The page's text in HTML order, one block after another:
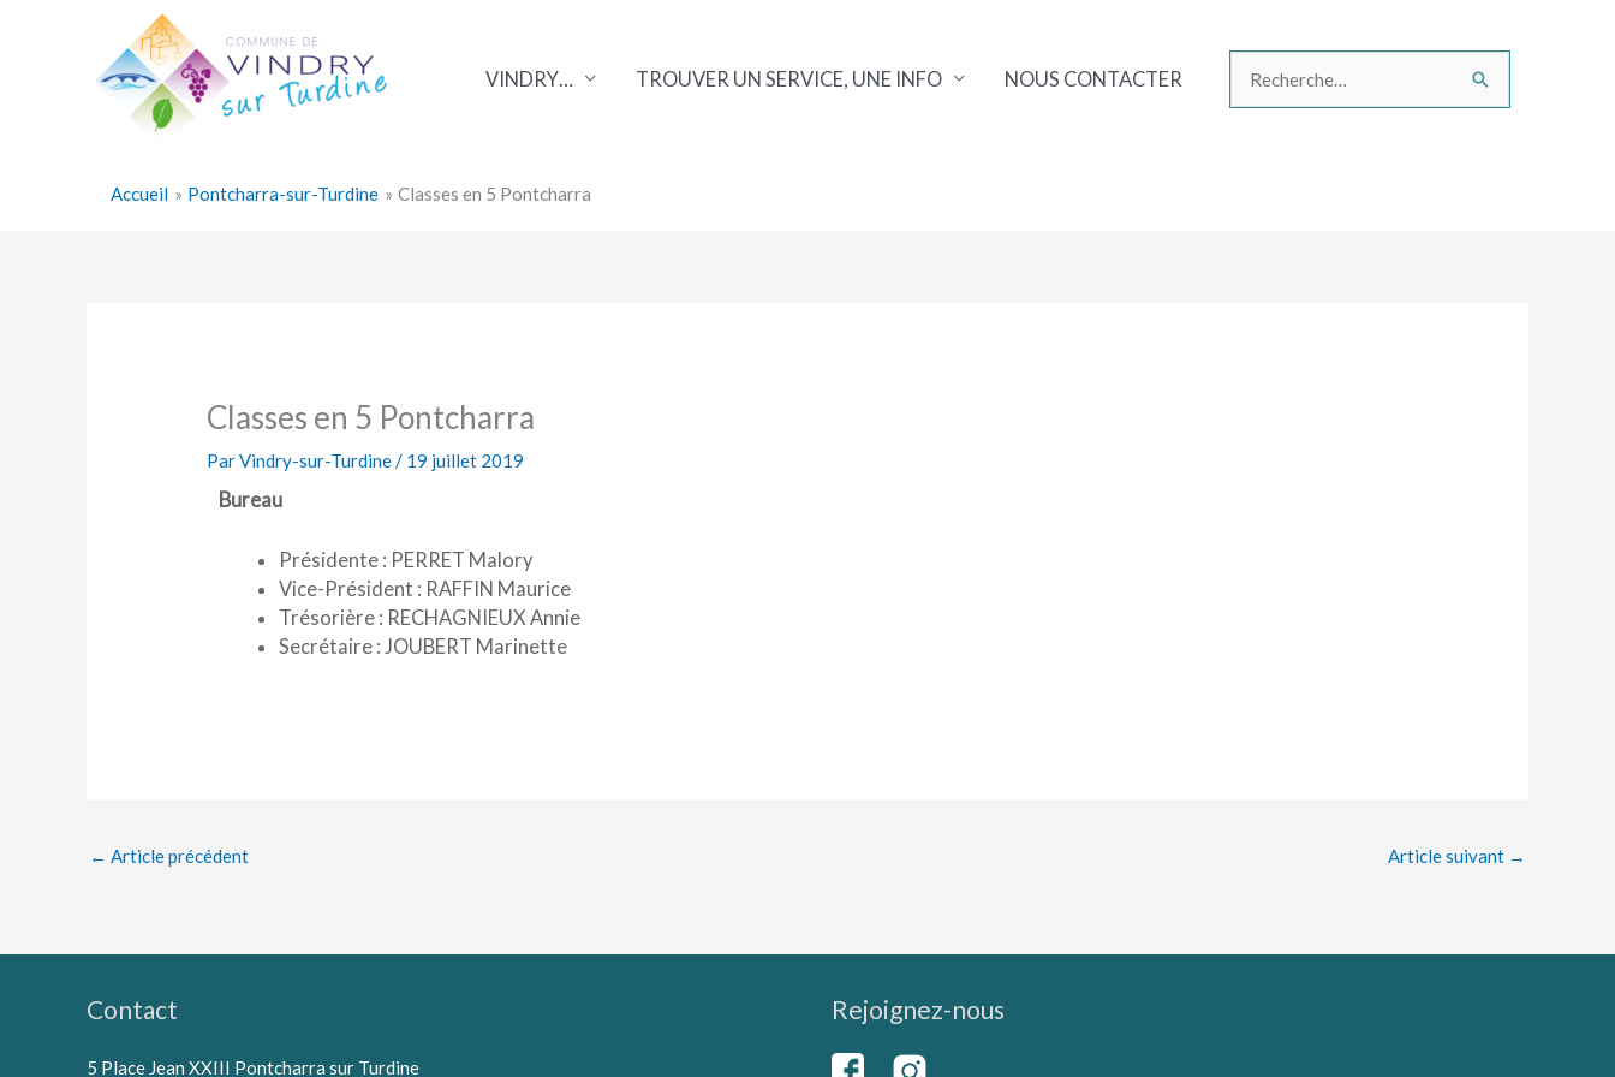
VINDRY… TROUVER UN SERVICE, UNE INFO NOUS CONTACTER Rechercher :
Accueil Pontcharra-sur-Turdine Classes en 5 Pontcharra
Classes en 5 Pontcharra
ParVindry-sur-Turdine/ 19 juillet 2019
Bureau
Présidente : PERRET Malory
Vice-Président : RAFFIN Maurice
Trésorière : RECHAGNIEUX Annie
Secrétaire : JOUBERT Marinette
← Article précédent Article suivant →
Contact
5 Place Jean XXIII Pontcharra sur Turdine
Rejoignez-nous